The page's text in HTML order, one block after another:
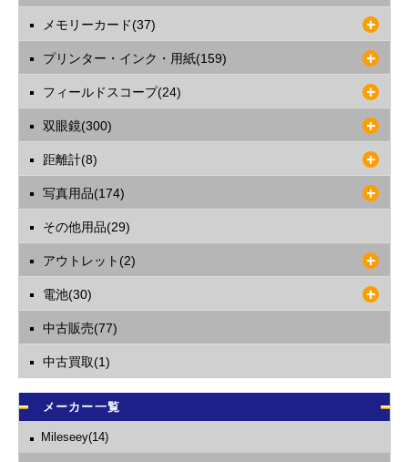
メモリーカード(37)
プリンター・インク・用紙(159)
フィールドスコープ(24)
双眼鏡(300)
距離計(8)
写真用品(174)
その他用品(29)
アウトレット(2)
電池(30)
中古販売(77)
中古買取(1)
メーカー一覧
Mileseey(14)